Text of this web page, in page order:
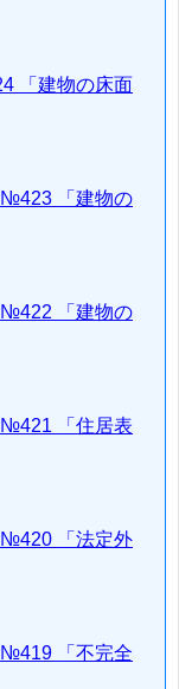
「建物の床面
№423 「建物の
№422 「建物の
「住居表
№420 「法定外
「不完全